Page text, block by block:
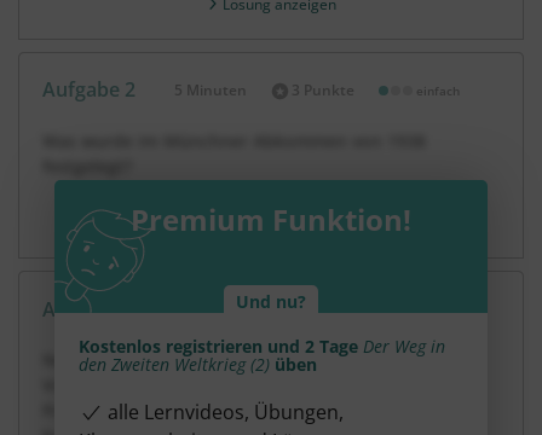
Aufgabe 2 Dauer:
5 Minuten 3 Punkte einfach
Lösung anzeigen
Aufgabe 3 Dauer:
10 Minuten 10 Punkte schwer
Nenne mindestens zwei außenpolitische
Friedfertigkeit demonstrieren wollte, und erkläre sie
Premium Funktion!
Und nu?
Kostenlos registrieren und 2 Tage Der Weg in
den Zweiten Weltkrieg (2) üben
alle Lernvideos, Übungen,